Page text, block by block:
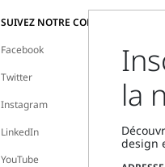
SUIVEZ NOTRE COMMUNAUTÉ
Facebook
Twitter
Instagram
LinkedIn
YouTube
la
design